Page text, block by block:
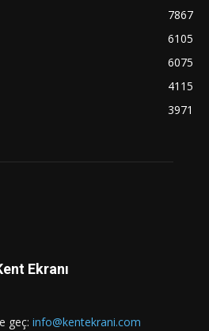
7867
6105
6075
4115
3971
Ekranı
geç: info@kentekrani.com